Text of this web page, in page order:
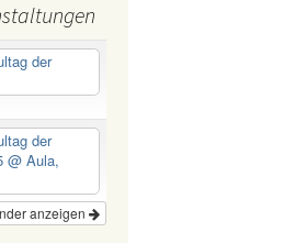
der
der
@ Aula,
anzeigen